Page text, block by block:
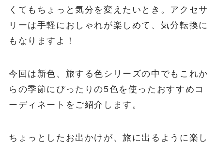
くてもちょっと気分を変えたいとき。アクセサ
リーは手軽におしゃれが楽しめて、気分転換に
もなりますよ！
今回は新色、旅する色シリーズの中でもこれか
らの季節にぴったりの5色を使ったおすすめコ
ーディネートをご紹介します。
ちょっとしたお出かけが、旅に出るように楽し